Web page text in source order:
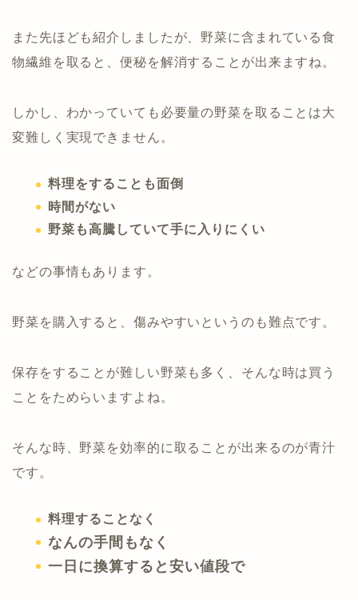
また先ほども紹介しましたが、野菜に含まれている食
物繊維を取ると、便秘を解消することが出来ますね。
しかし、わかっていても必要量の野菜を取ることは大
変難しく実現できません。
料理をすることも面倒
時間がない
野菜も高騰していて手に入りにくい
などの事情もあります。
野菜を購入すると、傷みやすいというのも難点です。
保存をすることが難しい野菜も多く、そんな時は買う
ことをためらいますよね。
そんな時、野菜を効率的に取ることが出来るのが青汁
です。
料理することなく
なんの手間もなく
一日に換算すると安い値段で